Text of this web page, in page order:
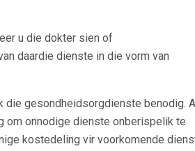
u die dokter sien of
daardie dienste in die vorm van
die gesondheidsorgdienste benodig.
om onnodige dienste onberispelik te
kostedeling vir voorkomende